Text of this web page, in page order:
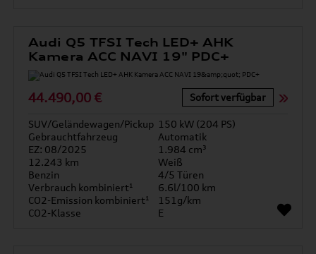
Audi Q5 TFSI Tech LED+ AHK
Kamera ACC NAVI 19" PDC+
44.490,00 € Sofort verfügbar
SUV/Geländewagen/Pickup 150 kW (204 PS)
Gebrauchtfahrzeug
Automatik
EZ: 08/2025
1.984 cm³
12.243 km
Weiß
Benzin
4/5 Türen
Verbrauch kombiniert¹
6.6l/100 km
CO2-Emission kombiniert¹
151g/km
CO2-Klasse
E